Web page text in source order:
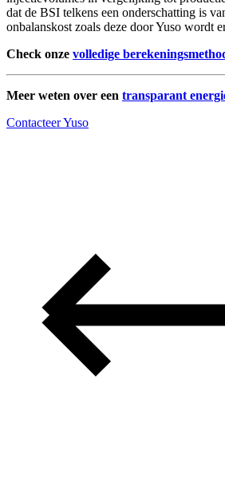
dat de BSI telkens een onderschatting is
onbalanskost zoals deze door Yuso wordt
Check onze volledige
Meer weten over een transparant
Contacteer Yuso